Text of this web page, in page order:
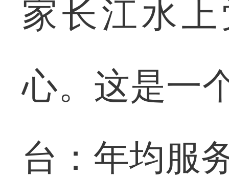
家长江水
心。这是一
台：年均服